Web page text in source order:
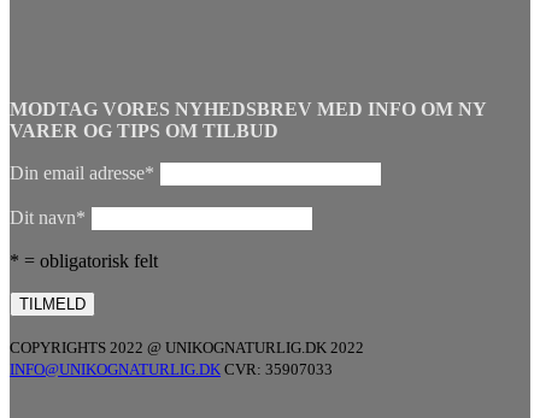
MODTAG VORES NYHEDSBREV MED INFO OM NY
VARER OG TIPS OM TILBUD
Din email adresse*
Dit navn*
* = obligatorisk felt
COPYRIGHTS 2022 @ UNIKOGNATURLIG.DK 2022
INFO@UNIKOGNATURLIG.DK CVR: 35907033